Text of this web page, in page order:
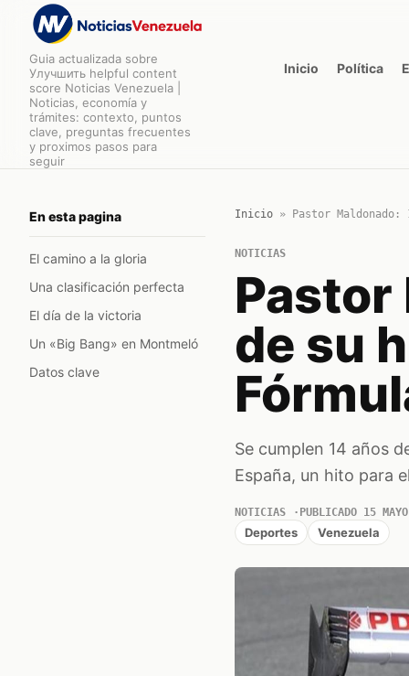
Guia actualizada sobre
Улучшить helpful content
score Noticias Venezuela |
Noticias, economía y
trámites: contexto, puntos
clave, preguntas frecuentes
y proximos pasos para
seguir
Inicio Política
En esta pagina
El camino a la gloria
Una clasificación perfecta
El día de la victoria
Un «Big Bang» en Montmeló
Datos clave
Inicio» Pastor
NOTICIAS
Pastor
de su
Se cumplen 14 años
España, un hito para
NOTICIAS PUBLICADO 15
Deportes Venezuela